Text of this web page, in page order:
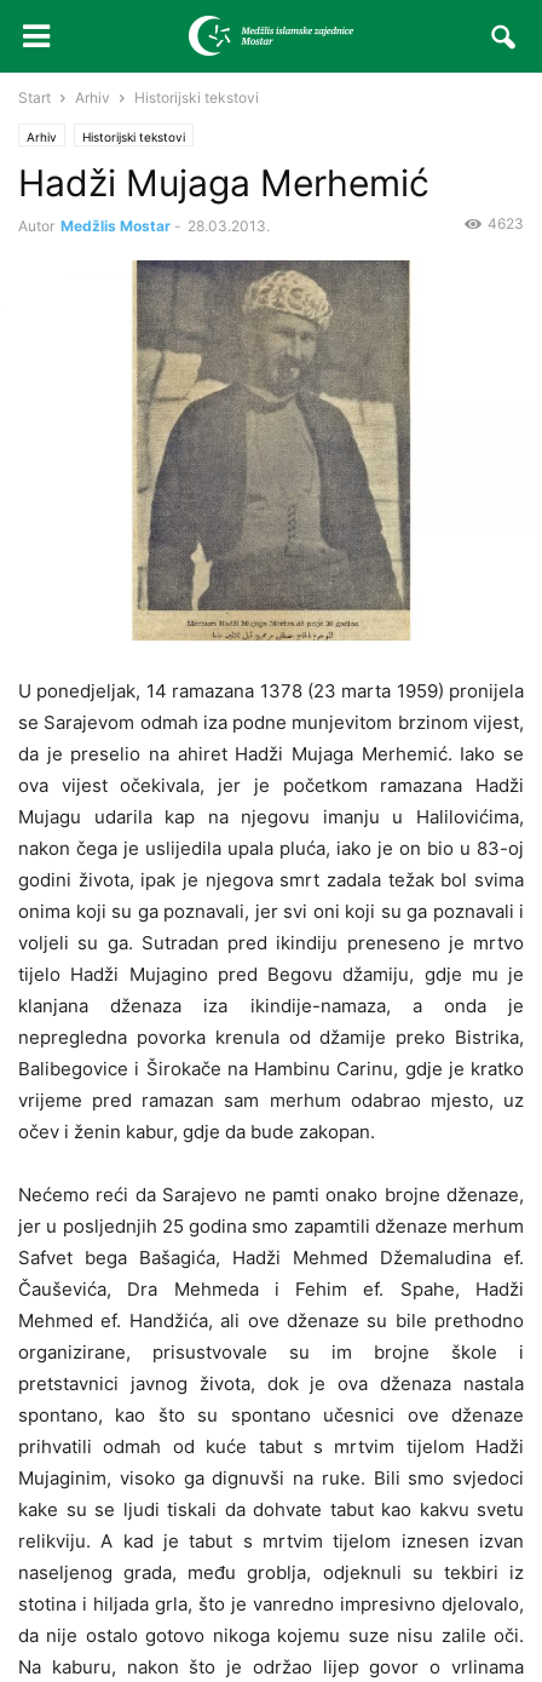
Start Arhiv Historijski tekstovi
Arhiv Historijski tekstovi
Hadži Mujaga Merhemić
Autor Medžlis Mostar - 28.03.2013. 4623
U ponedjeljak, 14 ramazana 1378 (23 marta 1959) pronijela
se Sarajevom odmah iza podne munjevitom brzinom vijest,
da je preselio na ahiret Hadži Mujaga Merhemić. Iako se
ova vijest očekivala, jer je početkom ramazana Hadži
Mujagu udarila kap na njegovu imanju u Halilovićima,
nakon čega je uslijedila upala pluća, iako je on bio u 83-oj
godini života, ipak je njegova smrt zadala težak bol svima
onima koji su ga poznavali, jer svi oni koji su ga poznavali i
voljeli su ga. Sutradan pred ikindiju preneseno je mrtvo
tijelo Hadži Mujagino pred Begovu džamiju, gdje mu je
klanjana dženaza iza ikindije-namaza, a onda je
nepregledna povorka krenula od džamije preko Bistrika,
Balibegovice i Širokače na Hambinu Carinu, gdje je kratko
vrijeme pred ramazan sam merhum odabrao mjesto, uz
očev i ženin kabur, gdje da bude zakopan.
Nećemo reći da Sarajevo ne pamti onako brojne dženaze,
jer u posljednjih 25 godina smo zapamtili dženaze merhum
Safvet bega Bašagića, Hadži Mehmed Džemaludina ef.
Čauševića, Dra Mehmeda i Fehim ef. Spahe, Hadži
Mehmed ef. Handžića, ali ove dženaze su bile prethodno
organizirane, prisustvovale su im brojne škole i
pretstavnici javnog života, dok je ova dženaza nastala
spontano, kao što su spontano učesnici ove dženaze
prihvatili odmah od kuće tabut s mrtvim tijelom Hadži
Mujaginim, visoko ga dignuvši na ruke. Bili smo svjedoci
kake su se ljudi tiskali da dohvate tabut kao kakvu svetu
relikviju. A kad je tabut s mrtvim tijelom iznesen izvan
naseljenog grada, među groblja, odjeknuli su tekbiri iz
stotina i hiljada grla, što je vanredno impresivno djelovalo,
da nije ostalo gotovo nikoga kojemu suze nisu zalile oči.
Na kaburu, nakon što je održao lijep govor o vrlinama